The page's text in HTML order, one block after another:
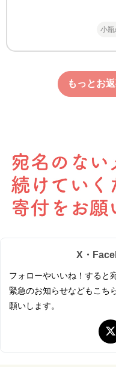
小
もっとお
X・
フォローやいいね！すると
緊急のお知らせなどもこち
願いします。